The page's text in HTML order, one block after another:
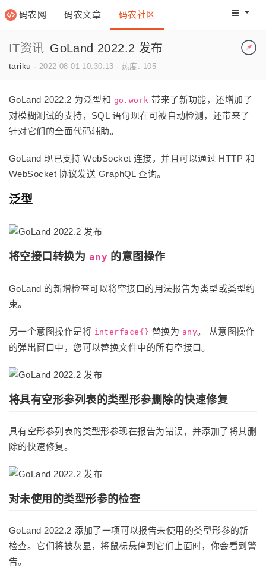
码农网 码农文章 码农社区 码农网
IT资讯 GoLand 2022.2 发布
tariku · 2022-08-01 10:30:13 · 热度: 105
GoLand 2022.2 为泛型和 go.work 带来了新功能，还增加了
对模糊测试的支持，SQL 语句现在可被自动检测，还带来了
针对它们的全面代码辅助。
GoLand 现已支持 WebSocket 连接，并且可以通过 HTTP 和
WebSocket 协议发送 GraphQL 查询。
泛型
将空接口转换为 any 的意图操作
GoLand 的新增检查可以将空接口的用法报告为类型或类型约
束。
另一个意图操作是将 interface{} 替换为 any。 从意图操作
的弹出窗口中，您可以替换文件中的所有空接口。
将具有空形参列表的类型形参删除的快速修复
具有空形参列表的类型形参现在报告为错误，并添加了将其删
除的快速修复。
对未使用的类型形参的检查
GoLand 2022.2 添加了一项可以报告未使用的类型形参的新
检查。它们将被灰显，将鼠标悬停到它们上面时，你会看到警
告。